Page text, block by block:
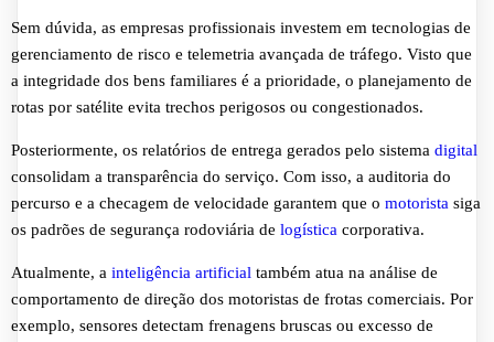
Sem dúvida, as empresas profissionais investem em tecnologias de
gerenciamento de risco e telemetria avançada de tráfego. Visto que
a integridade dos bens familiares é a prioridade, o planejamento de
rotas por satélite evita trechos perigosos ou congestionados.
Posteriormente, os relatórios de entrega gerados pelo sistema digital
consolidam a transparência do serviço. Com isso, a auditoria do
percurso e a checagem de velocidade garantem que o motorista siga
os padrões de segurança rodoviária de logística corporativa.
Atualmente, a inteligência artificial também atua na análise de
comportamento de direção dos motoristas de frotas comerciais. Por
exemplo, sensores detectam frenagens bruscas ou excesso de